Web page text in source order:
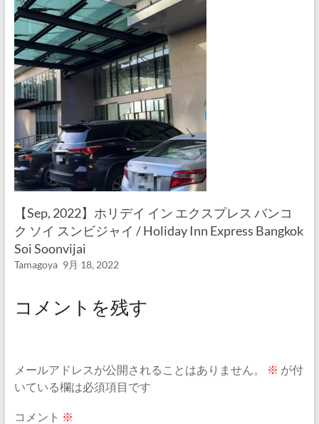
【Sep, 2022】ホリデイ イン エクスプレス バンコ
ク ソイ スンビジャイ / Holiday Inn Express Bangkok
Soi Soonvijai
Tamagoya 9月 18, 2022
コメントを残す
メールアドレスが公開されることはありません。 ※ が付
いている欄は必須項目です
コメント ※